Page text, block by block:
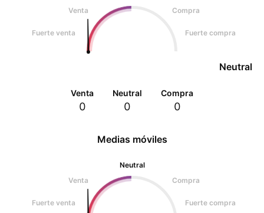
Venta
Compra
Fuerte venta Fuerte compra
Neutral
Venta
0
Neutral
0
Compra
0
Medias móviles
Neutral
Venta
Compra
Fuerte venta Fuerte compra